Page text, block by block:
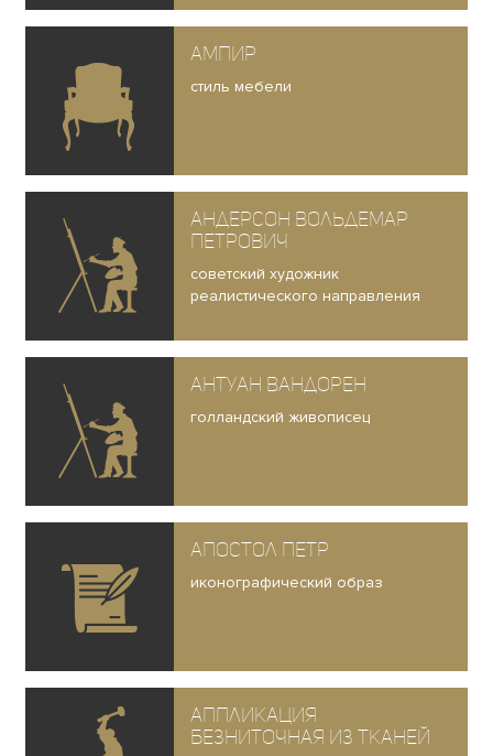
Ампир
стиль мебели
Андерсон Вольдемар
Петрович
советский художник
реалистического направления
Антуан Вандорен
голландский живописец
Апостол Петр
иконографический образ
Аппликация
безниточная из тканей